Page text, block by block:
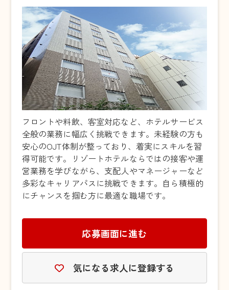
フロントや料飲、客室対応など、ホテルサービス
全般の業務に幅広く挑戦できます。未経験の方も
安心のOJT体制が整っており、着実にスキルを習
得可能です。リゾートホテルならではの接客や運
営業務を学びながら、支配人やマネージャーなど
多彩なキャリアパスに挑戦できます。自ら積極的
にチャンスを掴む方に最適な職場です。
応募画面に進む
気になる求人に登録する